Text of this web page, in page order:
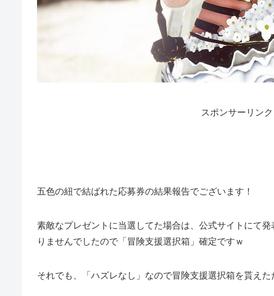
スポンサーリンク
五色の紐で結ばれた応募券の結果報告でございます！
素敵なプレゼントに当選してた場合は、公式サイトにて
りませんでしたので「冒険支援選択箱」確定ですｗ
それでも、「ハズレなし」なので冒険支援選択箱を貰えた